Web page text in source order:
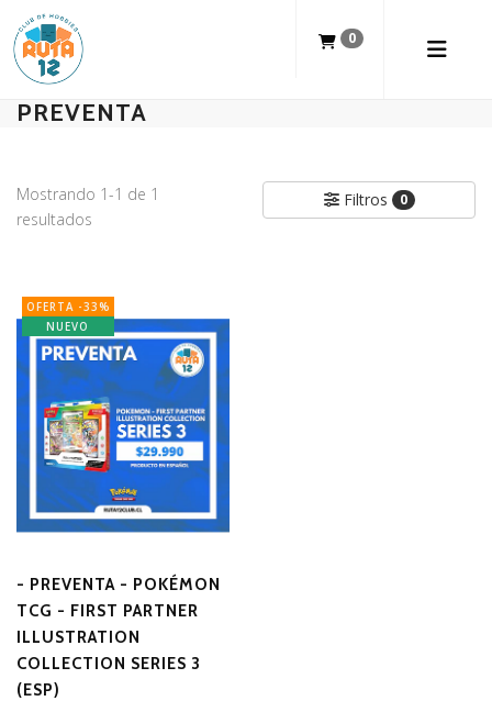
0
PREVENTA
Mostrando 1-1 de 1
resultados
Filtros 0
OFERTA -33%
NUEVO
- PREVENTA - POKÉMON
TCG - FIRST PARTNER
ILLUSTRATION
COLLECTION SERIES 3
(ESP)